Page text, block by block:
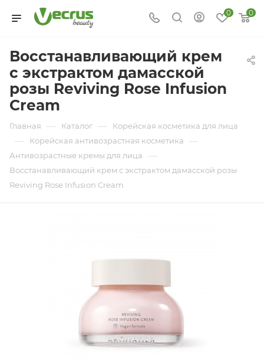
0 0
Восстанавливающий крем
с экстрактом дамасской
розы Reviving Rose Infusion
Cream
Главная — Каталог — Корейская косметика для лица
— Корейская антивозрастная косметика —
Антивозрастные кремы для лица —
Восстанавливающий крем с экстрактом дамасской розы
Reviving Rose Infusion Cream